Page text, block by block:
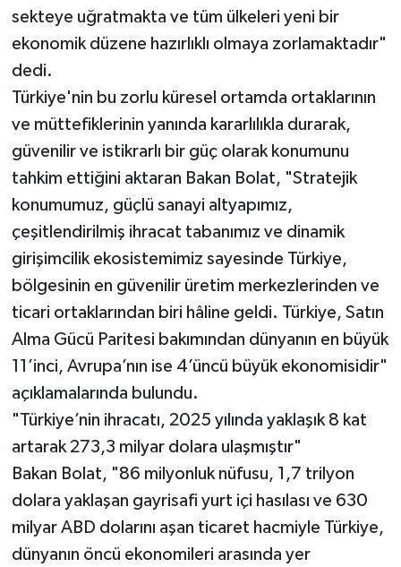
sekteye uğratmakta ve tüm ülkeleri yeni bir
ekonomik düzene hazırlıklı olmaya zorlamaktadır"
dedi.
Türkiye'nin bu zorlu küresel ortamda ortaklarının
ve müttefiklerinin yanında kararlılıkla durarak,
güvenilir ve istikrarlı bir güç olarak konumunu
tahkim ettiğini aktaran Bakan Bolat, "Stratejik
konumumuz, güçlü sanayi altyapımız,
çeşitlendirilmiş ihracat tabanımız ve dinamik
girişimcilik ekosistemimiz sayesinde Türkiye,
bölgesinin en güvenilir üretim merkezlerinden ve
ticari ortaklarından biri hâline geldi. Türkiye, Satın
Alma Gücü Paritesi bakımından dünyanın en büyük
11’inci, Avrupa’nın ise 4’üncü büyük ekonomisidir"
açıklamalarında bulundu.
"Türkiye’nin ihracatı, 2025 yılında yaklaşık 8 kat
artarak 273,3 milyar dolara ulaşmıştır"
Bakan Bolat, "86 milyonluk nüfusu, 1,7 trilyon
dolara yaklaşan gayrisafi yurt içi hasılası ve 630
milyar ABD dolarını aşan ticaret hacmiyle Türkiye,
dünyanın öncü ekonomileri arasında yer